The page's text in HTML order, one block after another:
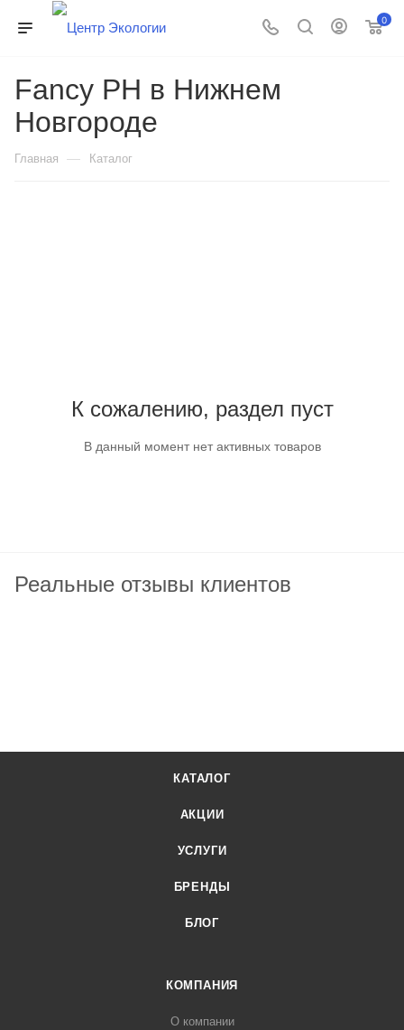
0
Fancy PH в Нижнем
Новгороде
Главная — Каталог
К сожалению, раздел пуст
В данный момент нет активных товаров
Реальные отзывы клиентов
КАТАЛОГ
АКЦИИ
УСЛУГИ
БРЕНДЫ
БЛОГ
КОМПАНИЯ
О компании